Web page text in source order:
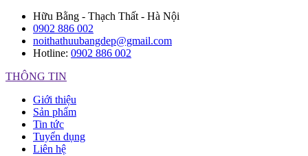
Hữu Bằng - Thạch Thất - Hà Nội
0902 886 002
noithathuubangdep@gmail.com
Hotline: 0902 886 002
THÔNG TIN
Giới thiệu
Sản phẩm
Tin tức
Tuyển dụng
Liên hệ